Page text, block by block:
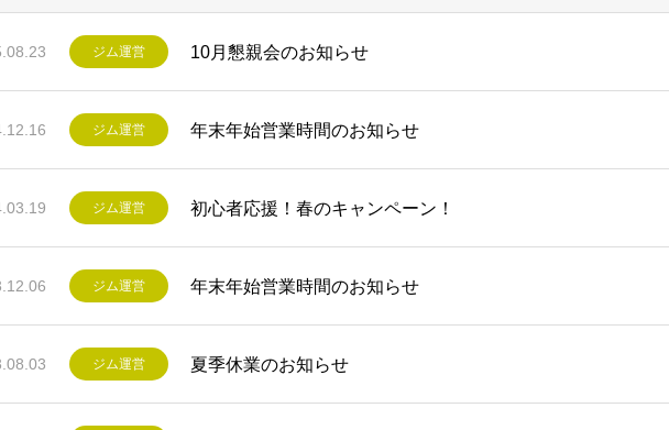
ジム運営 10月懇親会のお知らせ
ジム運営 年末年始営業時間のお知らせ
ジム運営 初心者応援！春のキャンペーン！
ジム運営 年末年始営業時間のお知らせ
ジム運営 夏季休業のお知らせ